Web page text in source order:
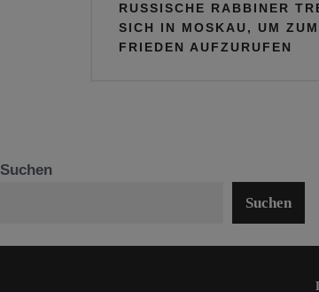
RUSSISCHE RABBINER
SICH IN MOSKAU, UM ZUM
FRIEDEN AUFZURUFEN
Suchen
Suchen